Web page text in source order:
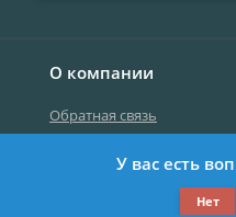
О компании
Обратная связь
©2019-2026 Все права
У вас есть
Нет